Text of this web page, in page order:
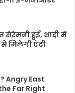
सेरेमनी हुई, शादी में
मिलेगी एंट्री
Angry East
Far Right